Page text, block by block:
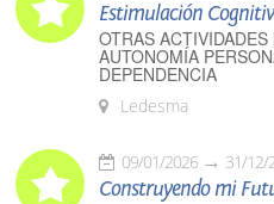
Estimulación
OTRAS
AUTONOMÍA
DEPENDENCIA
Ledesma
09/01/2026 31/12/
Construyendo mi